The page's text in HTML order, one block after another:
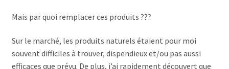
Mais par quoi remplacer ces produits ???
Sur le marché, les produits naturels étaient pour moi
souvent difficiles à trouver, dispendieux et/ou pas aussi
efficaces que prévu. De plus, j’ai rapidement découvert que